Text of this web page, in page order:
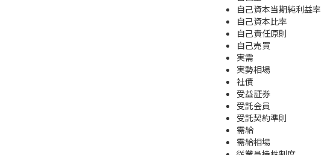
自己資本当期純利益率
自己資本比率
自己責任原則
自己売買
実需
実勢相場
社債
受益証券
受託会員
受託契約準則
需給
需給相場